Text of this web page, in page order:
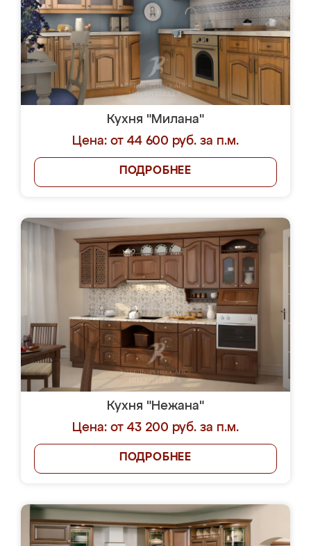
Кухня "Милана"
Цена: от 44 600 руб. за п.м.
ПОДРОБНЕЕ
Кухня "Нежана"
Цена: от 43 200 руб. за п.м.
ПОДРОБНЕЕ